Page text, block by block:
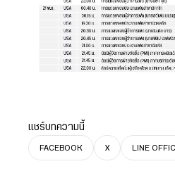
แชร์บทความนี้
FACEBOOK X LINE